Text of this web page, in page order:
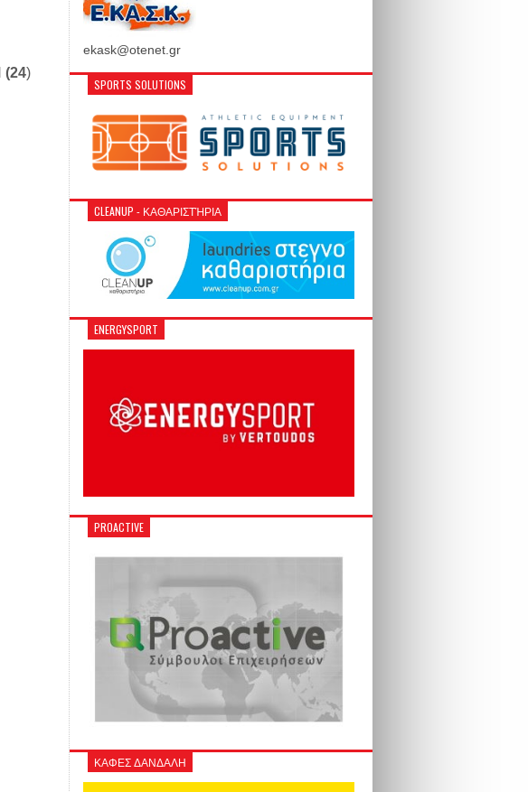
(24)
ekask@otenet.gr
SPORTS SOLUTIONS
CLEANUP - ΚΑΘΑΡΙΣΤΉΡΙΑ
ENERGYSPORT
PROACTIVE
ΚΑΦΕΣ ΔΑΝΔΑΛΗ